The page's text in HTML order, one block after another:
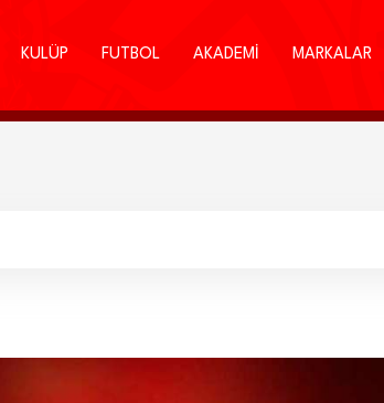
KULÜP FUTBOL AKADEMİ MARKALAR